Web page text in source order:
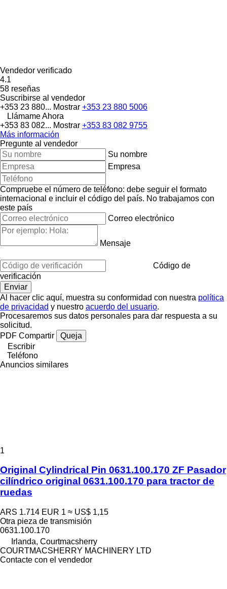
Vendedor verificado
4.1
58 reseñas
Suscribirse al vendedor
+353 23 880... Mostrar +353 23 880 5006
Llámame Ahora
+353 83 082... Mostrar +353 83 082 9755
Más información
Pregunte al vendedor
Su nombre
Empresa
Compruebe el número de teléfono: debe seguir el formato
internacional e incluir el código del país. No trabajamos con
este país
Correo electrónico
Mensaje
Código de
verificación
Al hacer clic aquí, muestra su conformidad con nuestra política
de privacidad y nuestro acuerdo del usuario.
Procesaremos sus datos personales para dar respuesta a su
solicitud.
PDF Compartir
Queja
Escribir
Teléfono
Anuncios similares
1
Original Cylindrical Pin 0631.100.170 ZF Pasador
cilíndrico original 0631.100.170 para tractor de
ruedas
ARS 1.714 EUR 1 ≈ US$ 1,15
Otra pieza de transmisión
0631.100.170
Irlanda, Courtmacsherry
COURTMACSHERRY MACHINERY LTD
Contacte con el vendedor